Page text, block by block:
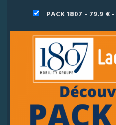
PACK 1807 - 79.9 € -